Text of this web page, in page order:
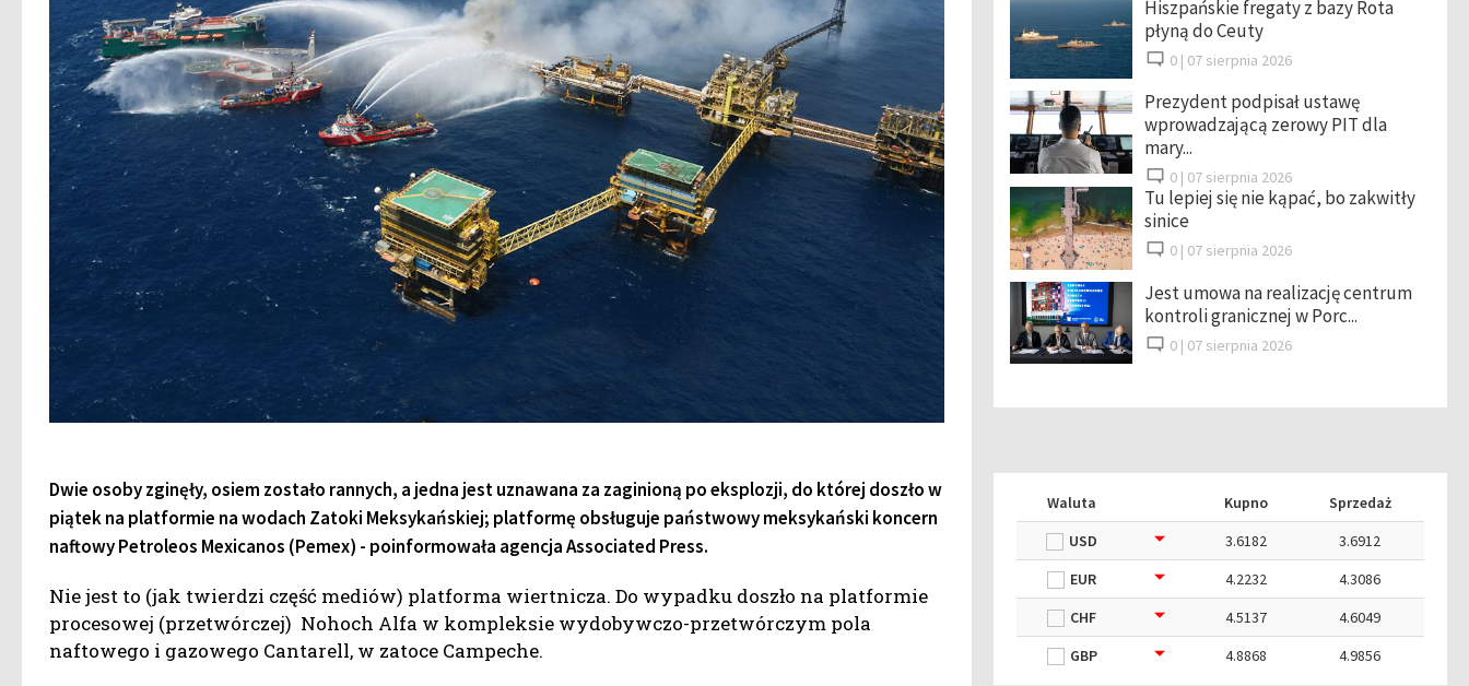
Dwie osoby zginęły, osiem zostało rannych, a jedna jest uznawana za zaginioną po eksplozji, do której doszło w
piątek na platformie na wodach Zatoki Meksykańskiej; platformę obsługuje państwowy meksykański koncern
naftowy Petroleos Mexicanos (Pemex) - poinformowała agencja Associated Press.
Nie jest to (jak twierdzi część mediów) platforma wiertnicza. Do wypadku doszło na platformie
procesowej (przetwórczej) Nohoch Alfa w kompleksie wydobywczo-przetwórczym pola
naftowego i gazowego Cantarell, w zatoce Campeche.
Hiszpańskie fregaty z bazy Rota
płyną do Ceuty
0 | 07 sierpnia 2026
Prezydent podpisał ustawę
wprowadzającą zerowy PIT dla
mary...
0 | 07 sierpnia 2026
Tu lepiej się nie kąpać, bo zakwitły
sinice
0 | 07 sierpnia 2026
Jest umowa na realizację centrum
kontroli granicznej w Porc...
0 | 07 sierpnia 2026
Waluta Kupno
Sprzedaż
USD
3.6182
3.6912
EUR
4.2232
4.3086
CHF
4.5137
4.6049
GBP
4.8868 4.9856